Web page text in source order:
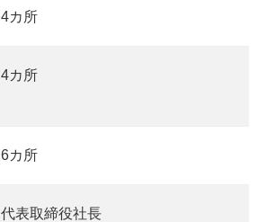
4カ所
4カ所
6カ所
代表取締役社長